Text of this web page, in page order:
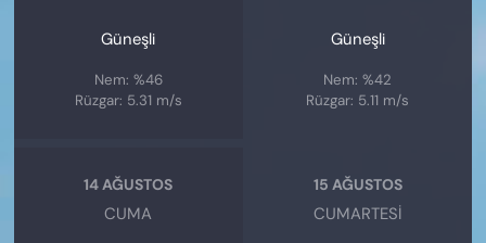
Güneşli
Nem: %46
Rüzgar: 5.31 m/s
Güneşli
Nem: %42
Rüzgar: 5.11 m/s
14 AĞUSTOS
CUMA
15 AĞUSTOS
CUMARTESI